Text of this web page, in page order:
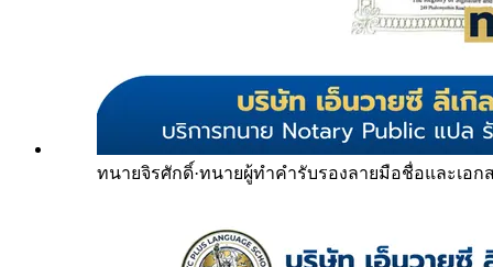
ทนายจิรศักดิ์·ทนายผู้ทำคำรับรองลายมือชื่อและเอก